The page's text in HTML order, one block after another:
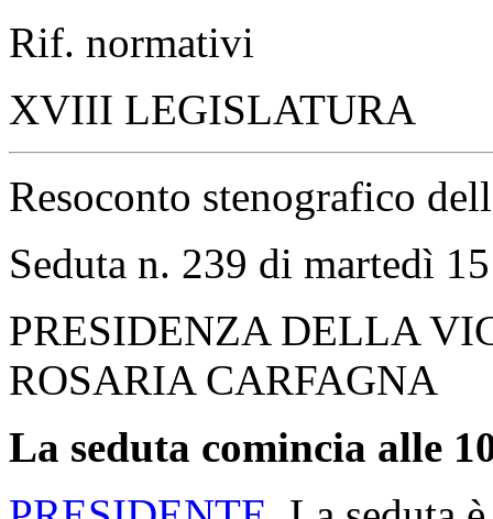
Rif. normativi
XVIII LEGISLATURA
Resoconto stenografico
Seduta n. 239 di martedì
PRESIDENZA DELLA
ROSARIA CARFAGNA
La seduta comincia alle